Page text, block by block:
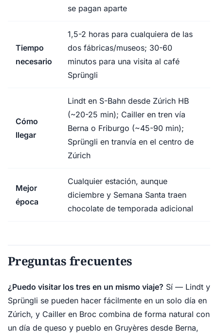
se pagan aparte
Tiempo
necesario
1,5-2 horas para cualquiera de las
dos fábricas/museos; 30-60
minutos para una visita al café
Sprüngli
Cómo
llegar
Lindt en S-Bahn desde Zúrich HB
(~20-25 min); Cailler en tren vía
Berna o Friburgo (~45-90 min);
Sprüngli en tranvía en el centro de
Zúrich
Mejor
época
Cualquier estación, aunque
diciembre y Semana Santa traen
chocolate de temporada adicional
Preguntas frecuentes
¿Puedo visitar los tres en un mismo viaje? Sí — Lindt y
Sprüngli se pueden hacer fácilmente en un solo día en
Zúrich, y Cailler en Broc combina de forma natural con
un día de queso y pueblo en Gruyères desde Berna,